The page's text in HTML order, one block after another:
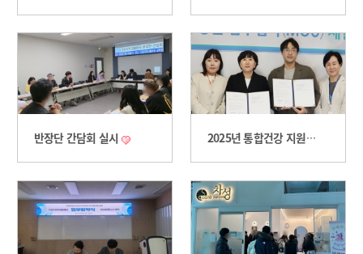
반장단 간담회 실시 2025년 통합건강 지원사업 '몸 튼튼 마음 든든 케어' 업무 협약식